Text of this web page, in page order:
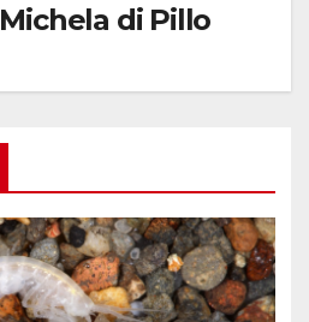
Michela di Pillo